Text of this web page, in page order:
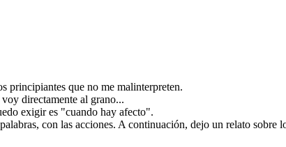
principiantes que no me malinterpreten.
directamente al grano...
exigir es "cuando hay afecto".
con las acciones. A continuación, dejo un relato sobre